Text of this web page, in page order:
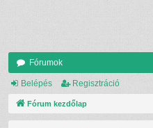
Fórumok
Belépés Regisztráció
Fórum kezdőlap